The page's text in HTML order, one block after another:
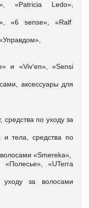
«Patricia Ledo»,
«6 sense», «Ralf
и «Viv'en», «Sensi
аксессуары для
средства по уходу за
и тела, средства по
«Smereka»,
«UTerra
уходу за волосами